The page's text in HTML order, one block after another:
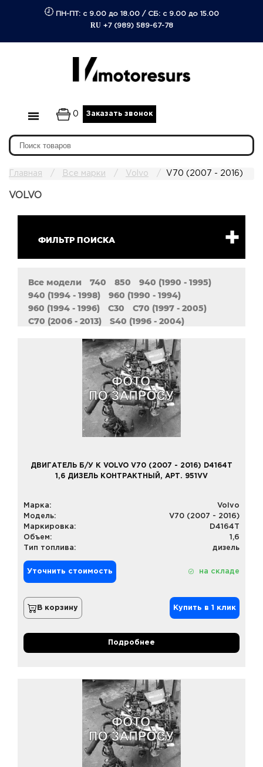
ПН-ПТ: с 9.00 до 18.00/ СБ: с 9.00 до 15.00
RU +7 (989) 589-67-78
0 Заказать звонок
Главная Все марки Volvo V70 (2007 - 2016)
VOLVO
ФИЛЬТР ПОИСКА
Все модели 740 850
940 (1990 - 1995)
940 (1994 - 1998)
960 (1990 - 1994)
960 (1994 - 1996)
C30
C70 (1997 - 2005)
C70 (2006 - 2013)
S40 (1996 - 2004)
S60 (2010 - 2018)
S70
S80 (1998 - 2006)
S80 (2006 - 2016)
S90
V40
V40 (1995 - 2004)
V40 (2012 - наст. Время)
V70 (1996 - 2000)
V70 (1999 - 2007)
V70 (2007 - 2016)
XC70 (1997 - 2007)
XC70 (2007 - 2016)
ДВИГАТЕЛЬ Б/У К VOLVO V70 (2007 - 2016) D4164T
1,6 ДИЗЕЛЬ КОНТРАКТНЫЙ, АРТ. 951VV
Марка:
Volvo
Модель:
V70 (2007 - 2016)
Маркировка:
D4164T
Объем:
1,6
Тип топлива:
дизель
Уточнить стоимость на складе
В корзину Купить в 1 клик
Подробнее